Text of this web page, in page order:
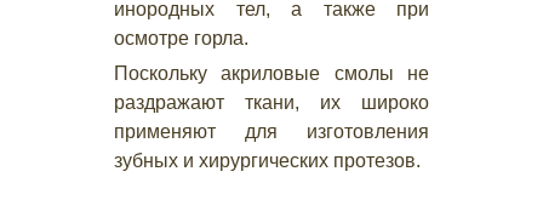
инородных тел, а также при
осмотре горла.
Поскольку акриловые смолы не
раздражают ткани, их широко
применяют для изготовления
зубных и хирургических протезов.